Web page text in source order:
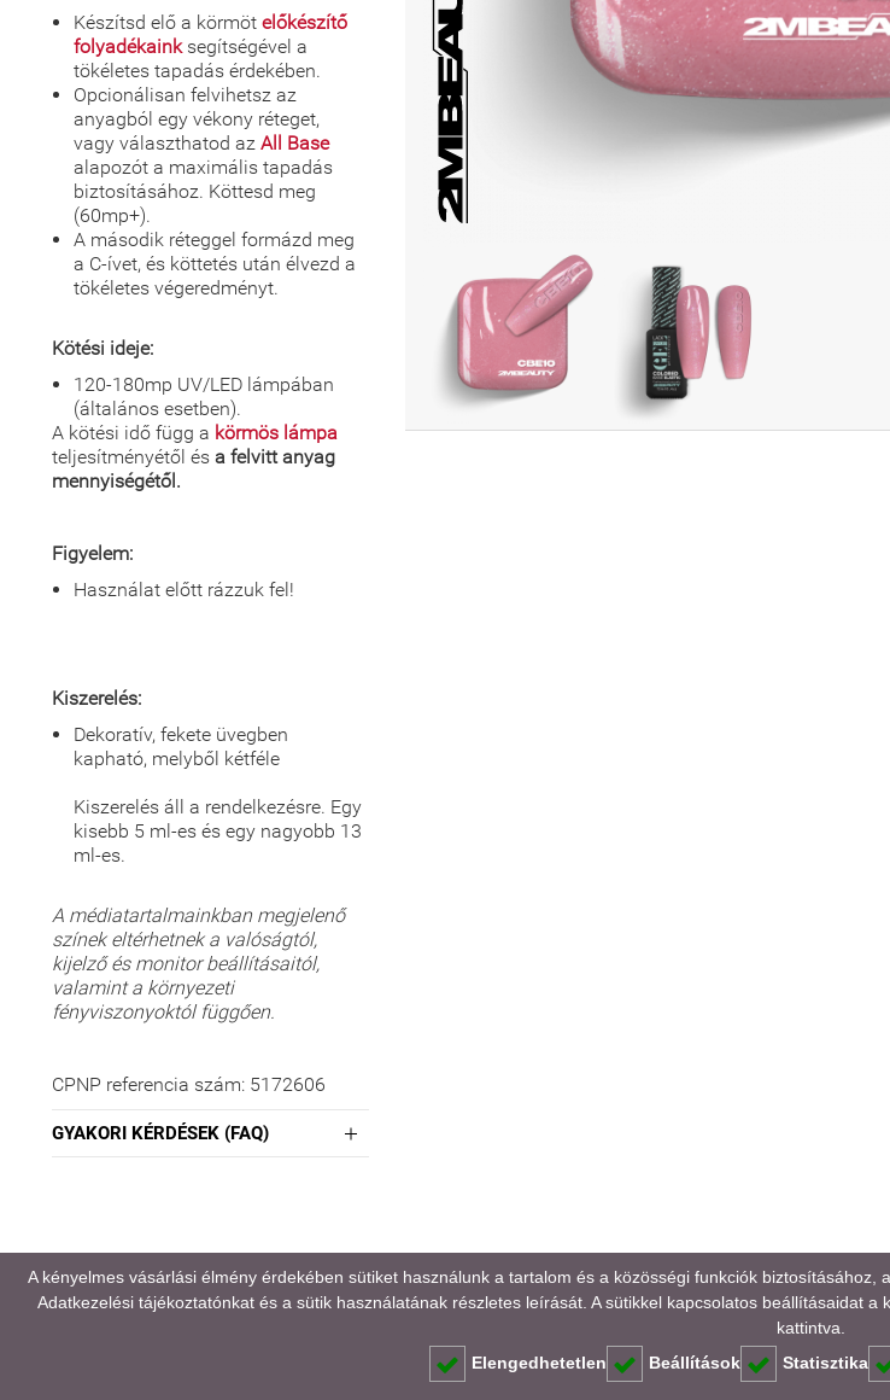
Készítsd elő a körmöt előkészítő
folyadékainksegítségével a
tökéletes tapadás érdekében.
Opcionálisan felvihetsz az
anyagból egy vékony réteget,
vagy választhatod az All Base
alapozót a maximális tapadás
biztosításához. Köttesd meg
(60mp+).
A második réteggel formázd meg
a C-ívet, és köttetés után élvezd a
tökéletes végeredményt.
Kötési ideje:
120-180mp UV/LED lámpában
(általános esetben).
A kötési idő függ a körmös lámpa
teljesítményétől és a felvitt anyag
mennyiségétől.
Figyelem:
Használat előtt rázzuk fel!
Kiszerelés:
Dekoratív, fekete üvegben
kapható, melyből kétféle
Kiszerelés áll a rendelkezésre. Egy
kisebb 5 ml-es és egy nagyobb 13
ml-es.
A médiatartalmainkban megjelenő
színek eltérhetnek a valóságtól,
kijelző és monitor beállításaitól,
valamint a környezeti
fényviszonyoktól függően.
CPNP referencia szám: 5172606
GYAKORI KÉRDÉSEK (FAQ)
BIZTONSÁGI ADATLAPOK ÁSZF ADATVÉDELMI
A kényelmes vásárlási élmény érdekében sütiket használunk a tartalom és a közösségi funkciók
Adatkezelési tájékoztatónkat és a sütik használatának részletes leírását. A sütikkel kapcsolatos beállításaidat
kattintva.
Elengedhetetlen
Beállítások Statisztika